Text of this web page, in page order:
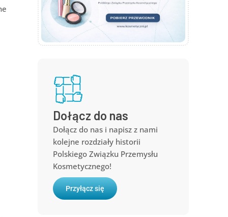
Dołącz do nas
Dołącz do nas i napisz z nami
kolejne rozdziały historii
Polskiego Związku Przemysłu
Kosmetycznego!
Przyłącz się